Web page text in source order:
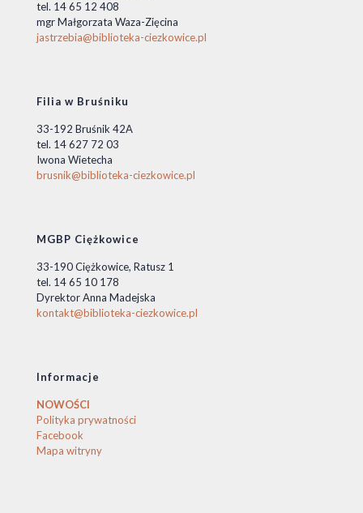
tel. 14 65 12 408
mgr Małgorzata Waza-Zięcina
jastrzebia@biblioteka-ciezkowice.pl
Filia w Bruśniku
33-192 Bruśnik 42A
tel. 14 627 72 03
Iwona Wietecha
brusnik@biblioteka-ciezkowice.pl
MGBP Ciężkowice
33-190 Ciężkowice, Ratusz 1
tel. 14 65 10 178
Dyrektor Anna Madejska
kontakt@biblioteka-ciezkowice.pl
Informacje
NOWOŚCI
Polityka prywatności
Facebook
Mapa witryny